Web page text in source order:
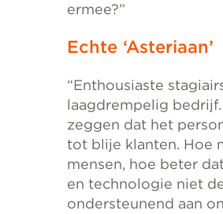
ermee?”
Echte ‘Asteriaan’
“Enthousiaste
laagdrempelig
zeggen dat het
tot blije klanten. Hoe
mensen, hoe beter
en technologie niet
ondersteunend aan